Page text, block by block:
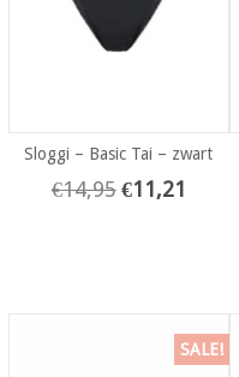
Sloggi – Basic Tai – zwart
€14,95 €11,21
SALE!